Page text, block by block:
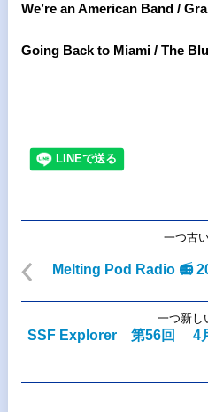
We’re an American Band /
Going Back to Miami / The
一つ古
Melting Pod Radio 📻
一つ新し
SSF Explorer 第56回 4月